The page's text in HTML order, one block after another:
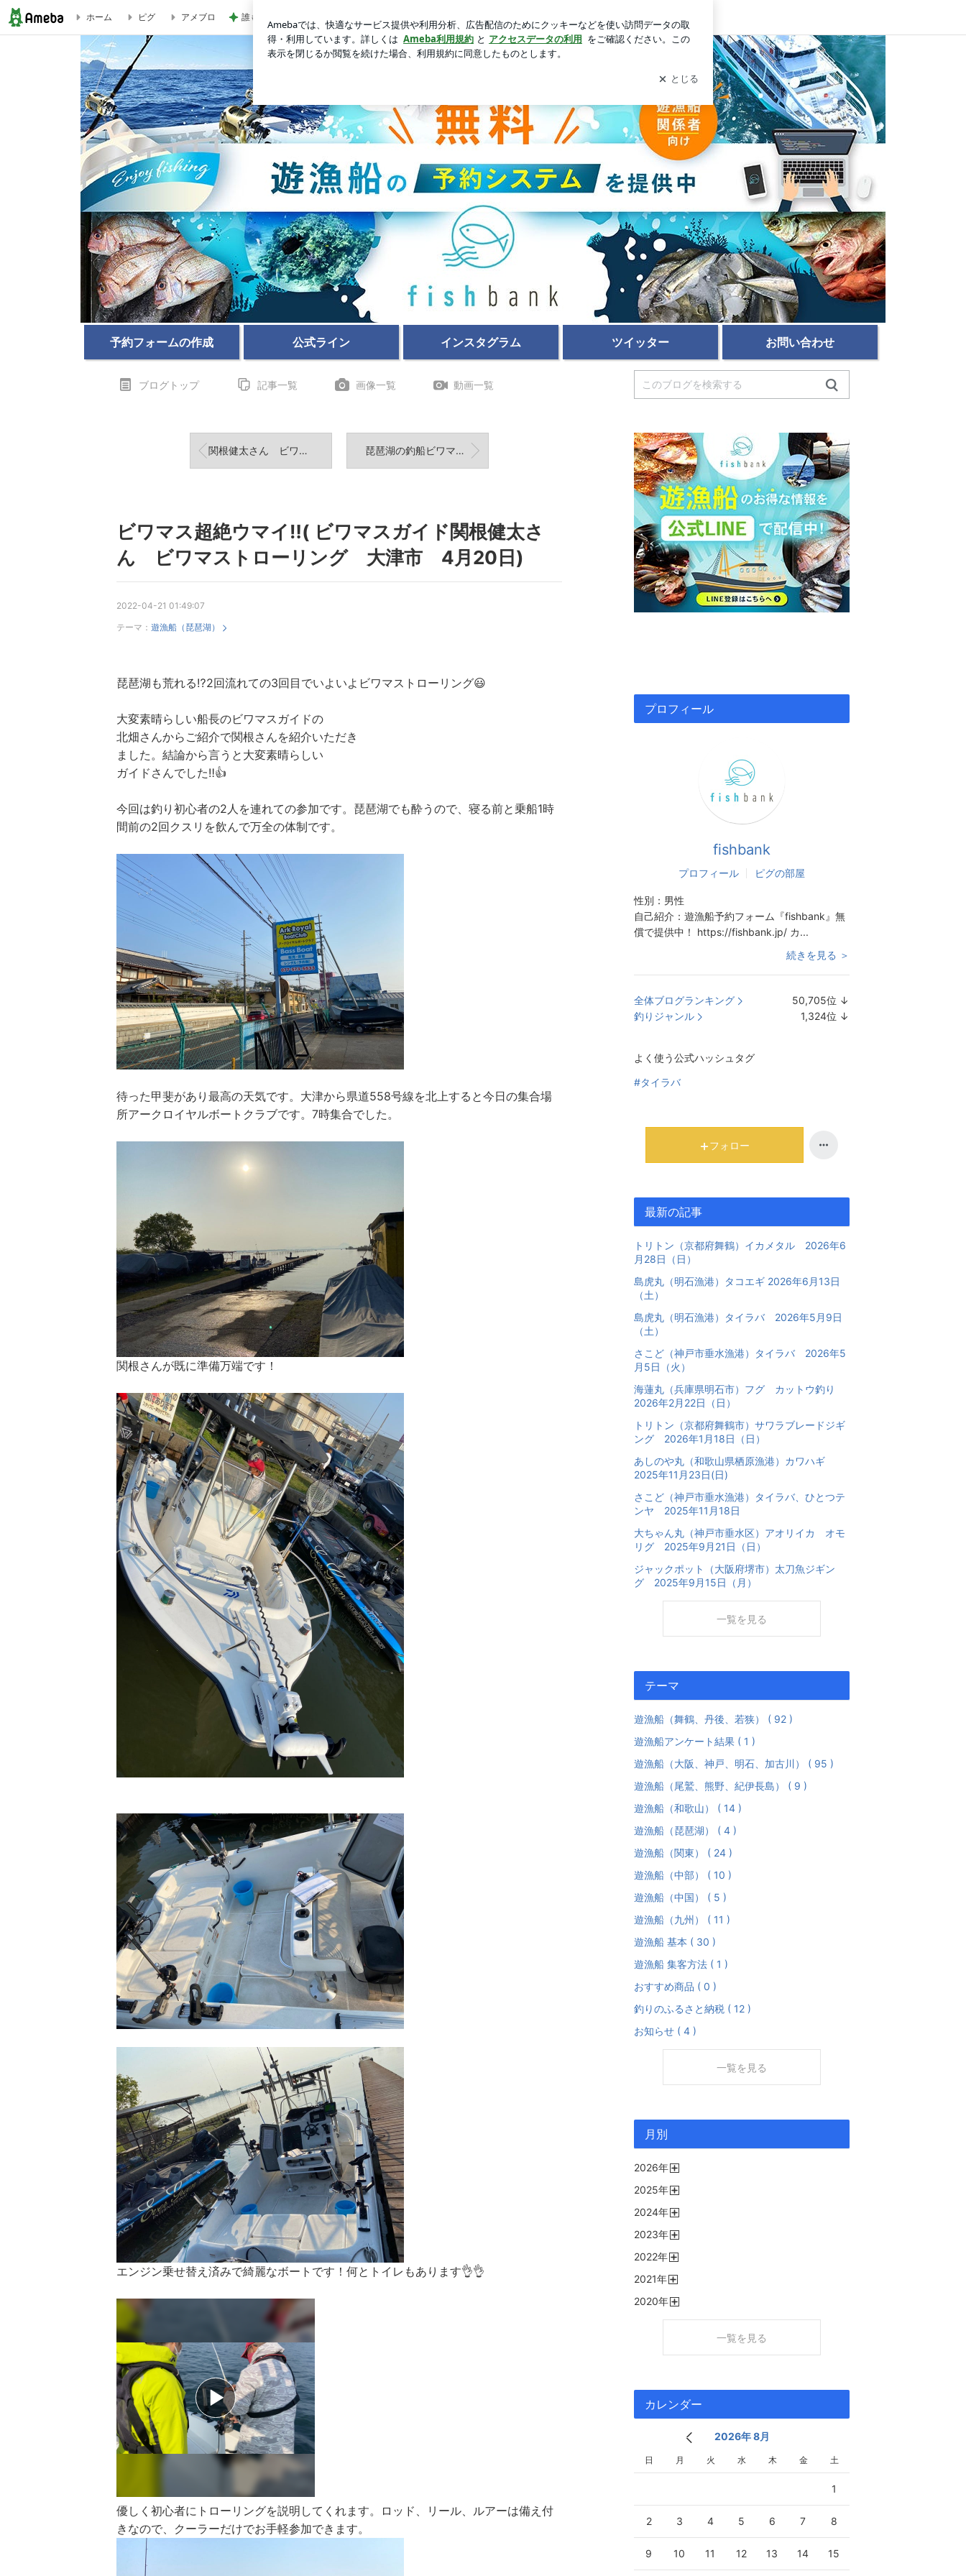
ビワマス超絶ウマイ‼️( ビワマスガイド関根健太さん ビワマストローリング 大津市 4月20日) | fishbank【無料の遊漁船専用ネット予約フォーム】
ホーム ピグ アメブロ 誰もいない30秒で終わった出国審査 ログイン
ブログトップ 記事一覧 画像一覧 動画一覧
関根健太さん ビワマストローリング&ジギング 琵琶湖 2023年8月25日 琵琶湖の釣船ビワマスガイド北畑 希 （滋賀県大津市）ビワマストローリング2020年8月11日
ビワマス超絶ウマイ‼️( ビワマスガイド関根健太さ
ん ビワマストローリング 大津市 4月20日)
2022-04-21 01:49:07
テーマ： 遊漁船（琵琶湖）
琵琶湖も荒れる⁉️2回流れての3回目でいよいよビワマストローリング😃
大変素晴らしい船長のビワマスガイドの
北畑さんからご紹介で関根さんを紹介いただき
ました。結論から言うと大変素晴らしい
ガイドさんでした‼️👍
今回は釣り初心者の2人を連れての参加です。琵琶湖でも酔うので、寝る前と乗船1時
間前の2回クスリを飲んで万全の体制です。
待った甲斐があり最高の天気です。大津から県道558号線を北上すると今日の集合場
所アークロイヤルボートクラブです。7時集合でした。
関根さんが既に準備万端です！
エンジン乗せ替え済みで綺麗なボートです！何とトイレもあります👌👌
優しく初心者にトローリングを説明してくれます。ロッド、リール、ルアーは備え付
きなので、クーラーだけでお手軽参加できます。
予約フォームの作成 公式ライン インスタグラム ツイッター お問い合わせ
プロフィール
fishbank
プロフィール ピグの部屋
性別： 男性
自己紹介： 遊漁船予約フォーム『fishbank』無
償で提供中！ https://fishbank.jp/ カ...
続きを見る ＞
全体ブログランキング 50,705位 ↓
釣りジャンル 1,324位 ↓
よく使う公式ハッシュタグ
#タイラバ
フォロー
最新の記事
トリトン（京都府舞鶴）イカメタル 2026年6
月28日（日）
島虎丸（明石漁港）タコエギ 2026年6月13日
（土）
島虎丸（明石漁港）タイラバ 2026年5月9日
（土）
さこど（神戸市垂水漁港）タイラバ 2026年5
月5日（火）
海蓮丸（兵庫県明石市）フグ カットウ釣り
2026年2月22日（日）
トリトン（京都府舞鶴市）サワラブレードジギ
ング 2026年1月18日（日）
あしのや丸（和歌山県栖原漁港）カワハギ
2025年11月23日(日)
さこど（神戸市垂水漁港）タイラバ、ひとつテ
ンヤ 2025年11月18日
大ちゃん丸（神戸市垂水区）アオリイカ オモ
リグ 2025年9月21日（日）
ジャックポット（大阪府堺市）太刀魚ジギン
グ 2025年9月15日（月）
一覧を見る
テーマ
遊漁船（舞鶴、丹後、若狭） ( 92 )
遊漁船アンケート結果 ( 1 )
遊漁船（大阪、神戸、明石、加古川） ( 95 )
遊漁船（尾鷲、熊野、紀伊長島） ( 9 )
遊漁船（和歌山） ( 14 )
遊漁船（琵琶湖） ( 4 )
遊漁船（関東） ( 24 )
遊漁船（中部） ( 10 )
遊漁船（中国） ( 5 )
遊漁船（九州） ( 11 )
遊漁船 基本 ( 30 )
遊漁船 集客方法 ( 1 )
おすすめ商品 ( 0 )
釣りのふるさと納税 ( 12 )
お知らせ ( 4 )
一覧を見る
月別
2026年
2025年
2024年
2023年
2022年
2021年
2020年
一覧を見る
カレンダー
2026年 8月
日 月 火 水 木 金 土
1
2 3 4 5 6 7 8
9 10 11 12 13 14 15